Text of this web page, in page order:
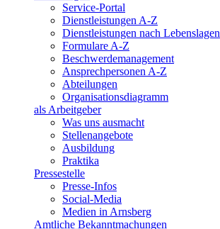
Service-Portal
Dienstleistungen A-Z
Dienstleistungen nach Lebenslagen
Formulare A-Z
Beschwerdemanagement
Ansprechpersonen A-Z
Abteilungen
Organisationsdiagramm
als Arbeitgeber
Was uns ausmacht
Stellenangebote
Ausbildung
Praktika
Pressestelle
Presse-Infos
Social-Media
Medien in Arnsberg
Amtliche Bekanntmachungen